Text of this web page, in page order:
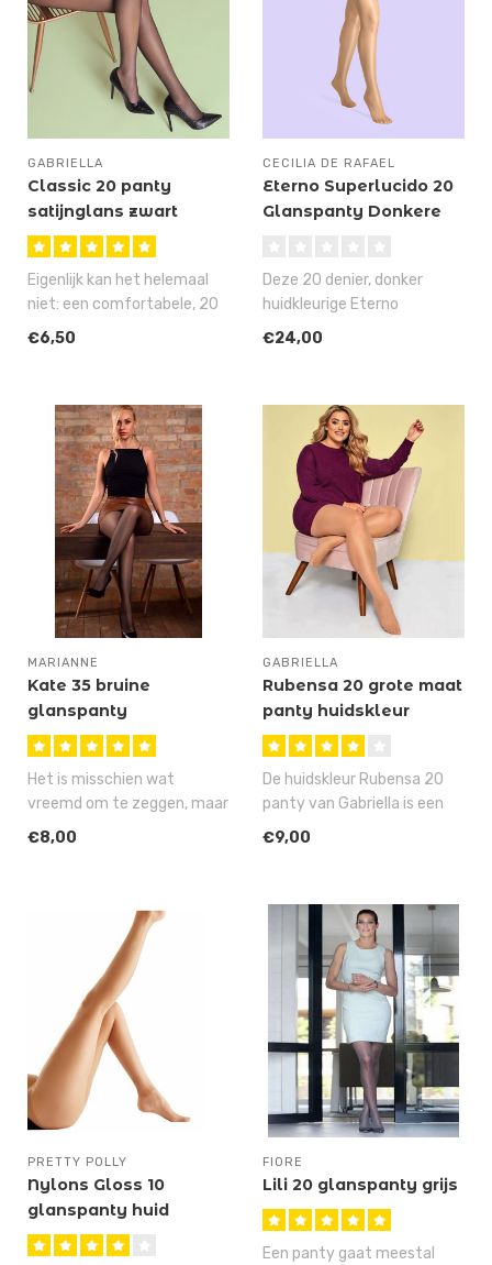
GABRIELLA
Classic 20 panty
satijnglans zwart
Eigenlijk kan het helemaal
niet: een comfortabele, 20
denier panty met een
€6,50
CECILIA DE RAFAEL
Eterno Superlucido 20
Glanspanty Donkere
Deze 20 denier, donker
huidkleurige Eterno
Superlucido 20 glanspanty
€24,00
MARIANNE
Kate 35 bruine
glanspanty
Het is misschien wat
vreemd om te zeggen, maar
de Kate is stiekem onze
€8,00
GABRIELLA
Rubensa 20 grote maat
panty huidskleur
De huidskleur Rubensa 20
panty van Gabriella is een
20 denier, grote maat panty
€9,00
PRETTY POLLY
Nylons Gloss 10
glanspanty huid
Sherry
FIORE
Lili 20 glanspanty grijs
Een panty gaat meestal